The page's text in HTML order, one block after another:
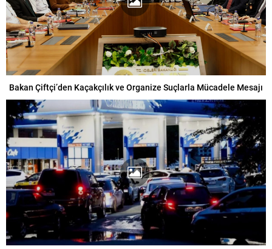
Bakan Çiftçi’den Kaçakçılık ve Organize Suçlarla Mücadele Mesajı